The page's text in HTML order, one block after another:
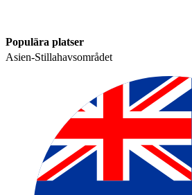
Populära platser​​
Asien-Stillahavsområdet​​